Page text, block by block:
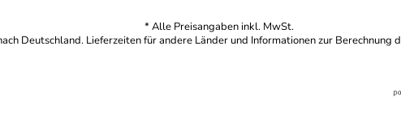
* Alle Preisangaben inkl. MwSt.
Deutschland. Lieferzeiten für andere Länder und Informationen zur Berechnung